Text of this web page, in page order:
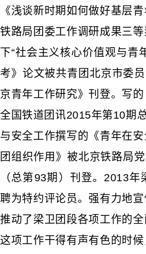
《浅谈新时期如何做好基层
铁路局团委工作调研成果三
下“社会主义核心价值观与青
考》论文被共青团北京市委
京青年工作研究》刊登。写
全国铁道团讯2015年第10期
与安全工作撰写的《青年在
团组织作用》被北京铁路局
（总第93期）刊登。2013
聘为特约评论员。强有力地
推动了梁卫团段各项工作的
这项工作干得有声有色的时